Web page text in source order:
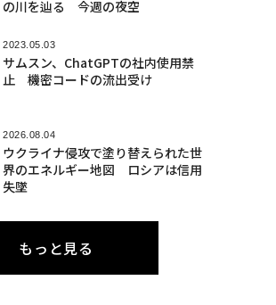
の川を辿る 今週の夜空
2023.05.03
サムスン、ChatGPTの社内使用禁
止 機密コードの流出受け
2026.08.04
ウクライナ侵攻で塗り替えられた世
界のエネルギー地図 ロシアは信用
失墜
もっと見る